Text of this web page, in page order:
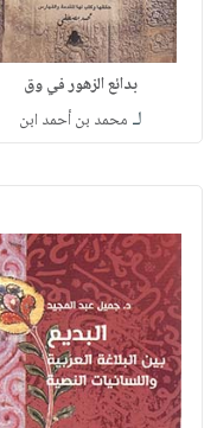
بدائع الزهور في وق
لـ محمد بن أحمد ابن